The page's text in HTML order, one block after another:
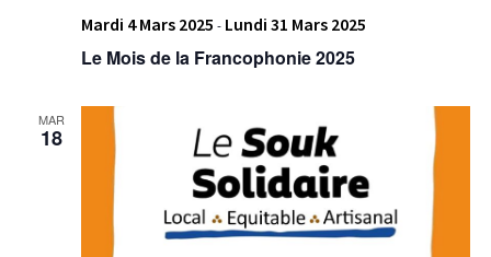
Mardi 4 Mars 2025 - Lundi 31 Mars 2025
Le Mois de la Francophonie 2025
MAR
18